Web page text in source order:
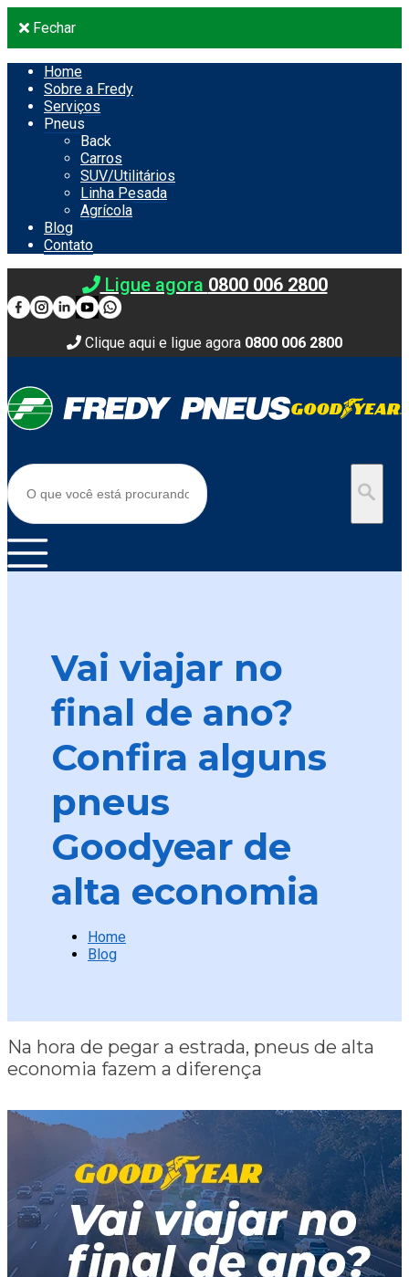
Fechar
Home
Sobre a Fredy
Serviços
Pneus
Back
Carros
SUV/Utilitários
Linha Pesada
Agrícola
Blog
Contato
Ligue agora 0800 006 2800
Clique aqui e ligue agora 0800 006 2800
Vai viajar no
final de ano?
Confira alguns
pneus
Goodyear de
alta economia
Home
Blog
Na hora de pegar a estrada, pneus de alta
economia fazem a diferença